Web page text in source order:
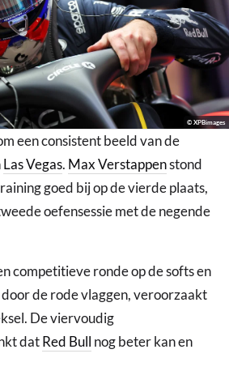
© XPBimages
een consistent beeld van de
Las Vegas. Max Verstappenstond
goed bij op de vierde plaats,
oefensessie met de negende
competitieve ronde op de softs en
de rode vlaggen, veroorzaakt
De viervoudig
datRed Bull nog beter kan en